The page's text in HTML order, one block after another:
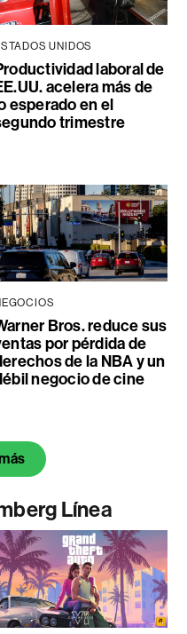
UNIDOS
laboral de
acelera más de
esperado en el
trimestre
Bros. reduce sus
por pérdida de
de la NBA y un
negocio de cine
Línea